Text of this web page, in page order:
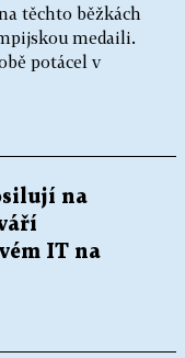
těchto běžkách
medaili.
potácel v
na
IT na